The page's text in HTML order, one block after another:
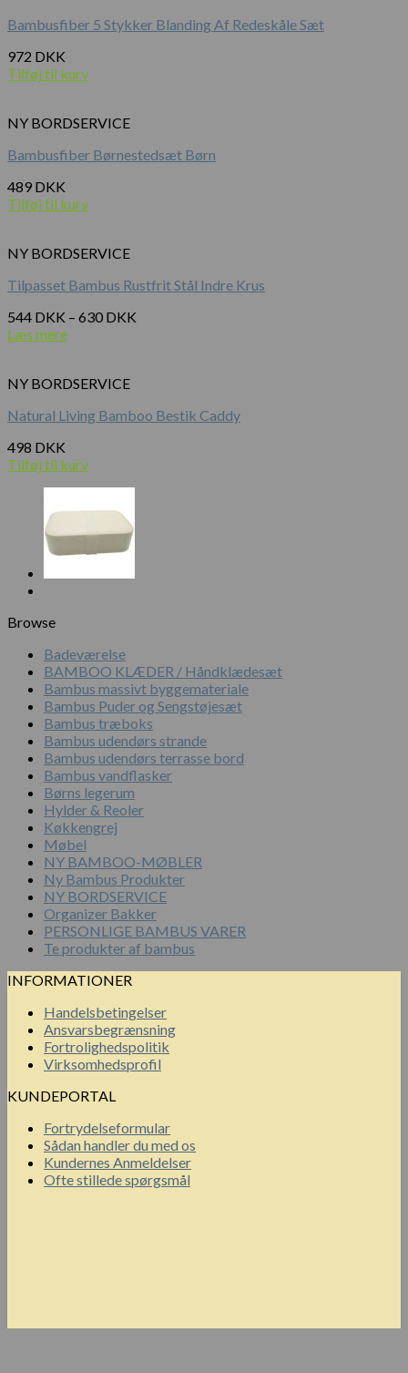
Bambusfiber 5 Stykker Blanding Af Redeskåle Sæt
972 DKK
Tilføj til kurv
NY BORDSERVICE
Bambusfiber Børnestedsæt Børn
489 DKK
Tilføj til kurv
NY BORDSERVICE
Tilpasset Bambus Rustfrit Stål Indre Krus
544 DKK – 630 DKK
Læs mere
NY BORDSERVICE
Natural Living Bamboo Bestik Caddy
498 DKK
Tilføj til kurv
Browse
Badeværelse
BAMBOO KLÆDER / Håndklædesæt
Bambus massivt byggemateriale
Bambus Puder og Sengstøjesæt
Bambus træboks
Bambus udendørs strande
Bambus udendørs terrasse bord
Bambus vandflasker
Børns legerum
Hylder & Reoler
Køkkengrej
Møbel
NY BAMBOO-MØBLER
Ny Bambus Produkter
NY BORDSERVICE
Organizer Bakker
PERSONLIGE BAMBUS VARER
Te produkter af bambus
INFORMATIONER
Handelsbetingelser
Ansvarsbegrænsning
Fortrolighedspolitik
Virksomhedsprofil
KUNDEPORTAL
Fortrydelseformular
Sådan handler du med os
Kundernes Anmeldelser
Ofte stillede spørgsmål